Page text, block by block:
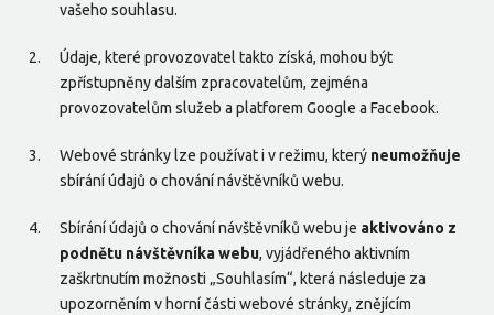
vašeho souhlasu.
Údaje, které provozovatel takto získá, mohou být
zpřístupněny dalším zpracovatelům, zejména
provozovatelům služeb a platforem Google a Facebook.
Webové stránky lze používat i v režimu, který neumožňuje
sbírání údajů o chování návštěvníků webu.
Sbírání údajů o chování návštěvníků webu je aktivováno z
podnětu návštěvníka webu, vyjádřeného aktivním
zaškrtnutím možnosti „Souhlasím“, která následuje za
upozorněním v horní části webové stránky, znějícím